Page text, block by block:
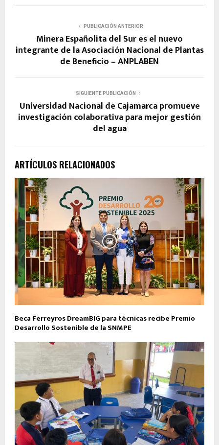
PUBLICACIÓN ANTERIOR
Minera Españolita del Sur es el nuevo
integrante de la Asociación Nacional de Plantas
de Beneficio – ANPLABEN
SIGUIENTE PUBLICACIÓN
Universidad Nacional de Cajamarca promueve
investigación colaborativa para mejor gestión
del agua
ARTÍCULOS RELACIONADOS
Beca Ferreyros DreamBIG para técnicas recibe Premio
Desarrollo Sostenible de la SNMPE